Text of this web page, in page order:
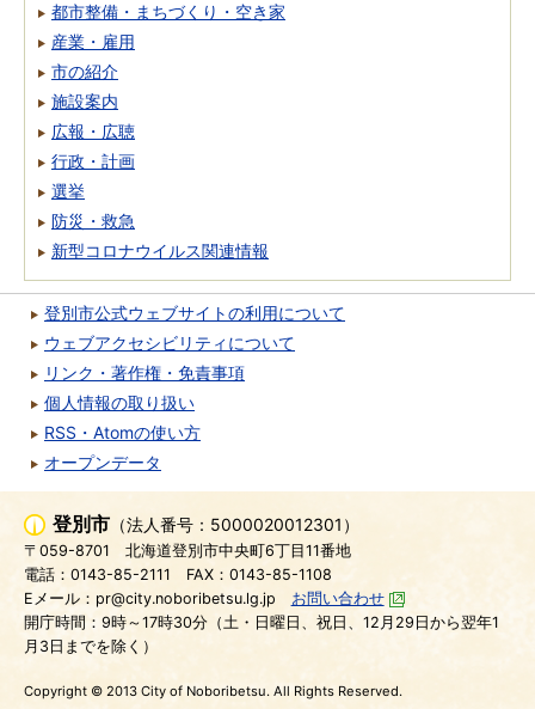
都市整備・まちづくり・空き家
産業・雇用
市の紹介
施設案内
広報・広聴
行政・計画
選挙
防災・救急
新型コロナウイルス関連情報
登別市公式ウェブサイトの利用について
ウェブアクセシビリティについて
リンク・著作権・免責事項
個人情報の取り扱い
RSS・Atomの使い方
オープンデータ
登別市 （法人番号：5000020012301）
〒059-8701
北海道登別市中央町6丁目11番地
電話：0143-85-2111
FAX：0143-85-1108
Eメール：pr@city.noboribetsu.lg.jp
お問い合わせ
開庁時間：9時～17時30分（土・日曜日、祝日、12月29日から翌年1
月3日までを除く）
Copyright © 2013 City of Noboribetsu. All Rights Reserved.